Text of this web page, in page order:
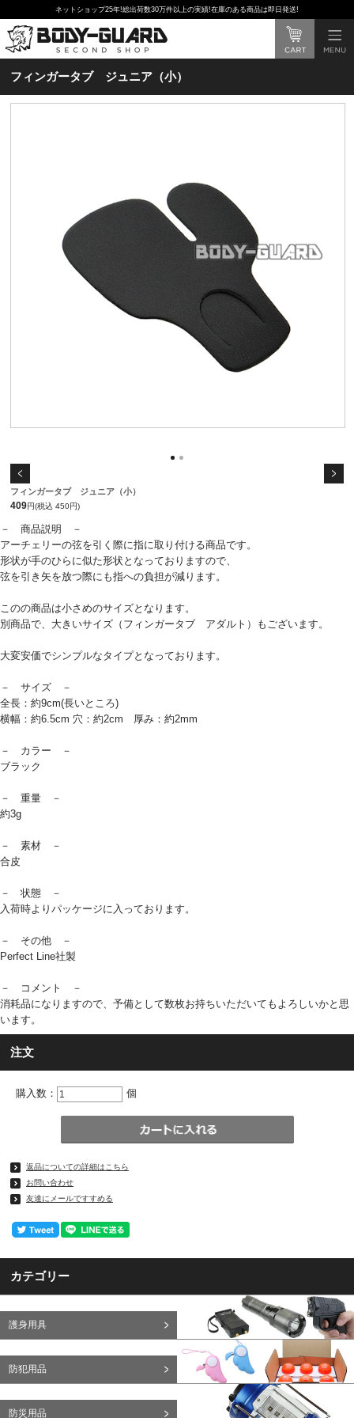
ネットショップ25年!総出荷数30万件以上の実績!在庫のある商品は即日発送!
フィンガータブ ジュニア（小）
フィンガータブ ジュニア（小）
409円(税込 450円)
－ 商品説明 －
アーチェリーの弦を引く際に指に取り付ける商品です。
形状が手のひらに似た形状となっておりますので、
弦を引き矢を放つ際にも指への負担が減ります。
このの商品は小さめのサイズとなります。
別商品で、大きいサイズ（フィンガータブ アダルト）もございます。
大変安価でシンプルなタイプとなっております。
－ サイズ －
全長：約9cm(長いところ)
横幅：約6.5cm 穴：約2cm 厚み：約2mm
－ カラー －
ブラック
－ 重量 －
約3g
－ 素材 －
合皮
－ 状態 －
入荷時よりパッケージに入っております。
－ その他 －
Perfect Line社製
－ コメント －
消耗品になりますので、予備として数枚お持ちいただいてもよろしいかと思
います。
注文
購入数： 個
返品についての詳細はこちら
お問い合わせ
友達にメールですすめる
カテゴリー
護身用具
防犯用品
防災用品